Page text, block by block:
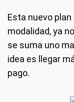
Esta nuevo
modalidad, ya
se suma uno
idea es llegar
pago.